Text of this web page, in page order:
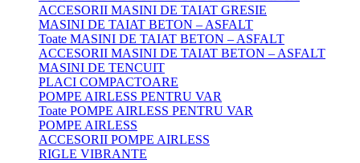
ACCESORII MASINI DE TAIAT GRESIE
MASINI DE TAIAT BETON – ASFALT
Toate MASINI DE TAIAT BETON – ASFALT
ACCESORII MASINI DE TAIAT BETON – ASFALT
MASINI DE TENCUIT
PLACI COMPACTOARE
POMPE AIRLESS PENTRU VAR
Toate POMPE AIRLESS PENTRU VAR
POMPE AIRLESS
ACCESORII POMPE AIRLESS
RIGLE VIBRANTE